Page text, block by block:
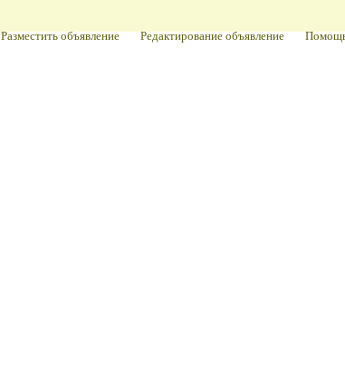
Разместить объявление Редактирование объявление